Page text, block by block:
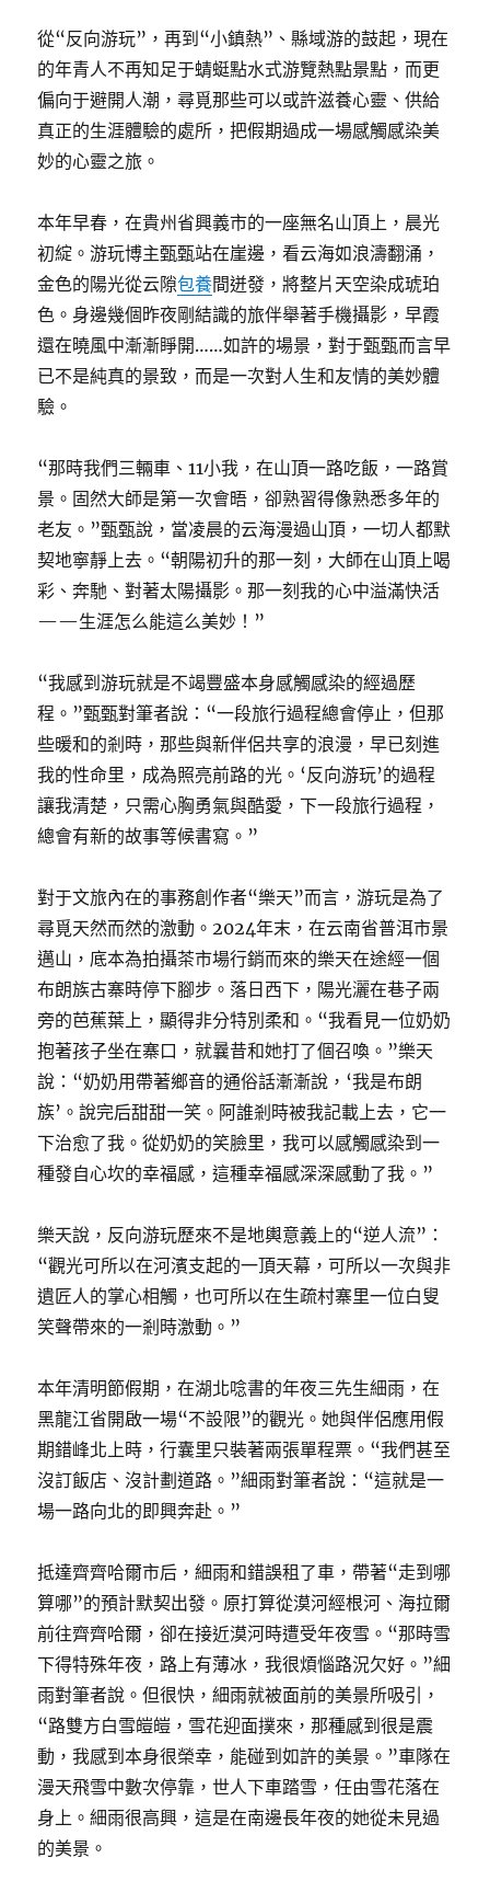
從“反向游玩”，再到“小鎮熱”、縣域游的鼓起，現在
的年青人不再知足于蜻蜓點水式游覽熱點景點，而更
偏向于避開人潮，尋覓那些可以或許滋養心靈、供給
真正的生涯體驗的處所，把假期過成一場感觸感染美
妙的心靈之旅。
本年早春，在貴州省興義市的一座無名山頂上，晨光
初綻。游玩博主甄甄站在崖邊，看云海如浪濤翻涌，
金色的陽光從云隙包養間迸發，將整片天空染成琥珀
色。身邊幾個昨夜剛結識的旅伴舉著手機攝影，早霞
還在曉風中漸漸睜開……如許的場景，對于甄甄而言早
已不是純真的景致，而是一次對人生和友情的美妙體
驗。
“那時我們三輛車、11小我，在山頂一路吃飯，一路賞
景。固然大師是第一次會晤，卻熟習得像熟悉多年的
老友。”甄甄說，當凌晨的云海漫過山頂，一切人都默
契地寧靜上去。“朝陽初升的那一刻，大師在山頂上喝
彩、奔馳、對著太陽攝影。那一刻我的心中溢滿快活
——生涯怎么能這么美妙！”
“我感到游玩就是不竭豐盛本身感觸感染的經過歷
程。”甄甄對筆者說：“一段旅行過程總會停止，但那
些暖和的剎時，那些與新伴侶共享的浪漫，早已刻進
我的性命里，成為照亮前路的光。‘反向游玩’的過程
讓我清楚，只需心胸勇氣與酷愛，下一段旅行過程，
總會有新的故事等候書寫。”
對于文旅內在的事務創作者“樂天”而言，游玩是為了
尋覓天然而然的激動。2024年末，在云南省普洱市景
邁山，底本為拍攝茶市場行銷而來的樂天在途經一個
布朗族古寨時停下腳步。落日西下，陽光灑在巷子兩
旁的芭蕉葉上，顯得非分特別柔和。“我看見一位奶奶
抱著孩子坐在寨口，就曩昔和她打了個召喚。”樂天
說：“奶奶用帶著鄉音的通俗話漸漸說，‘我是布朗
族’。說完后甜甜一笑。阿誰剎時被我記載上去，它一
下治愈了我。從奶奶的笑臉里，我可以感觸感染到一
種發自心坎的幸福感，這種幸福感深深感動了我。”
樂天說，反向游玩歷來不是地輿意義上的“逆人流”：
“觀光可所以在河濱支起的一頂天幕，可所以一次與非
遺匠人的掌心相觸，也可所以在生疏村寨里一位白叟
笑聲帶來的一剎時激動。”
本年清明節假期，在湖北唸書的年夜三先生細雨，在
黑龍江省開啟一場“不設限”的觀光。她與伴侶應用假
期錯峰北上時，行囊里只裝著兩張單程票。“我們甚至
沒訂飯店、沒計劃道路。”細雨對筆者說：“這就是一
場一路向北的即興奔赴。”
抵達齊齊哈爾市后，細雨和錯誤租了車，帶著“走到哪
算哪”的預計默契出發。原打算從漠河經根河、海拉爾
前往齊齊哈爾，卻在接近漠河時遭受年夜雪。“那時雪
下得特殊年夜，路上有薄冰，我很煩惱路況欠好。”細
雨對筆者說。但很快，細雨就被面前的美景所吸引，
“路雙方白雪皚皚，雪花迎面撲來，那種感到很是震
動，我感到本身很榮幸，能碰到如許的美景。”車隊在
漫天飛雪中數次停靠，世人下車踏雪，任由雪花落在
身上。細雨很高興，這是在南邊長年夜的她從未見過
的美景。